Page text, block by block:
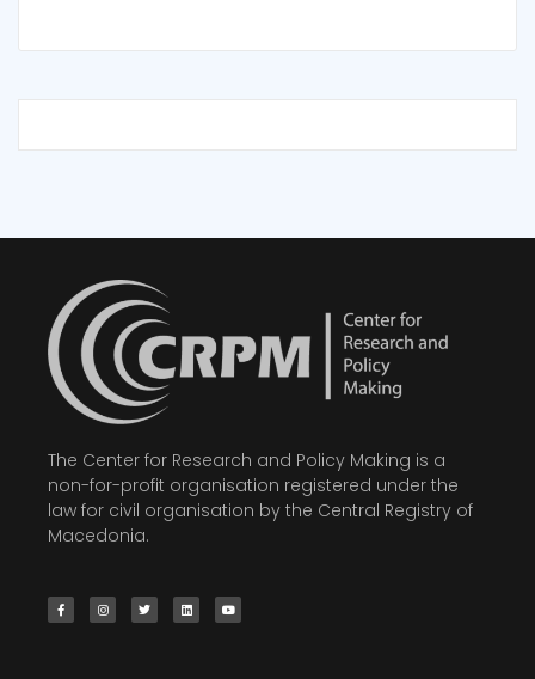
The Center for Research and Policy Making is a
non-for-profit organisation registered under the
law for civil organisation by the Central Registry of
Macedonia.